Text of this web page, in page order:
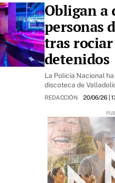
Obligan a
personas
tras
detenidos
La Policía Nacional
discoteca de
REDACCIÓN 20/06/26|